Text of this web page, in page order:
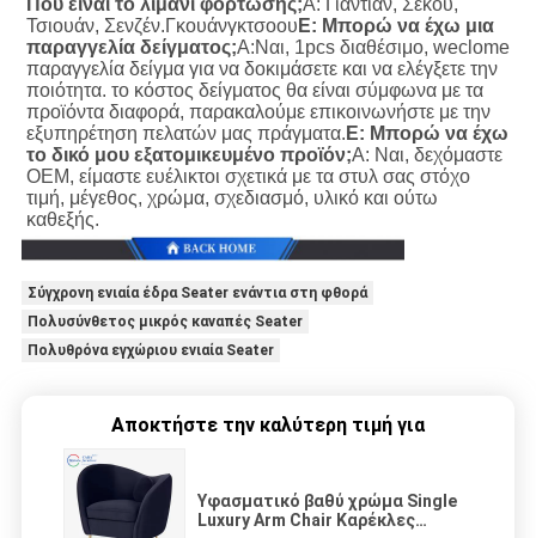
Πού είναι το λιμάνι φόρτωσης;Α: Γιάντιαν, Σεκού,
Τσιουάν, Σενζέν.Γκουάνγκτσοου Ε: Μπορώ να έχω μια
παραγγελία δείγματος;Α:Ναι, 1pcs διαθέσιμο, weclome
παραγγελία δείγμα για να δοκιμάσετε και να ελέγξετε την
ποιότητα. το κόστος δείγματος θα είναι σύμφωνα με τα
προϊόντα διαφορά, παρακαλούμε επικοινωνήστε με την
εξυπηρέτηση πελατών μας πράγματα. Ε: Μπορώ να έχω
το δικό μου εξατομικευμένο προϊόν;Α: Ναι, δεχόμαστε
OEM, είμαστε ευέλικτοι σχετικά με τα στυλ σας στόχο
τιμή, μέγεθος, χρώμα, σχεδιασμό, υλικό και ούτω
καθεξής.
Σύγχρονη ενιαία έδρα Seater ενάντια στη φθορά
Πολυσύνθετος μικρός καναπές Seater
Πολυθρόνα εγχώριου ενιαία Seater
Αποκτήστε την καλύτερη τιμή για
Υφασματικό βαθύ χρώμα Single
Luxury Arm Chair Καρέκλες